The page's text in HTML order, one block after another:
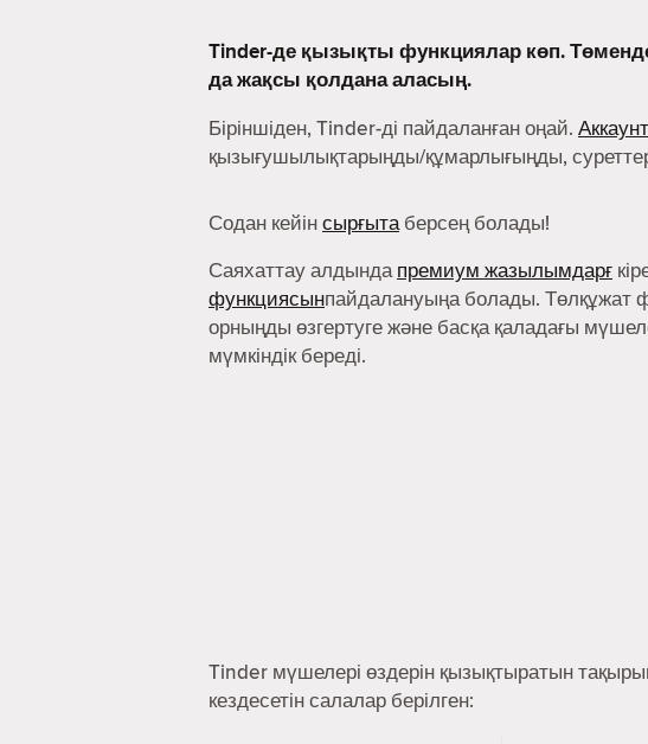
Tinder-де қызықты функциялар көп.
да жақсы қолдана аласың.
Біріншіден, Tinder-ді пайдаланған оңай. Аккаунт
қызығушылықтарыңды/құмарлығыңды,
Содан кейінсырғытаберсең болады!
Саяхаттау алдындапремиум жазылымдарғ
функциясынпайдалануыңа болады. Төлқұжат
орныңды өзгертуге және басқа қаладағы
мүмкіндік береді.
Tinder мүшелері өздерін қызықтыратын
кездесетін салалар берілген: